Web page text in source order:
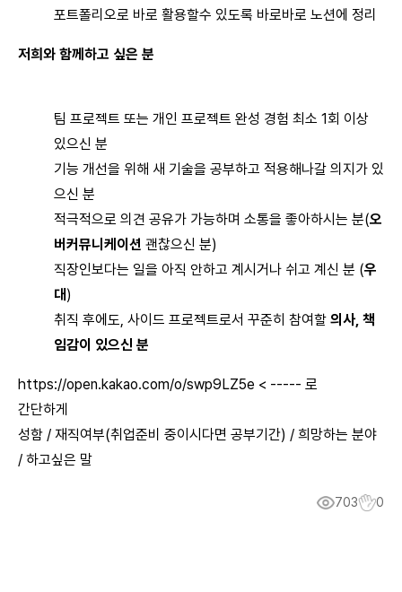
포트폴리오로 바로 활용할수 있도록 바로바로 노션에 정리
저희와 함께하고 싶은 분
팀 프로젝트 또는 개인 프로젝트 완성 경험 최소 1회 이상
있으신 분
기능 개선을 위해 새 기술을 공부하고 적용해나갈 의지가 있
으신 분
적극적으로 의견 공유가 가능하며 소통을 좋아하시는 분(오
버커뮤니케이션 괜찮으신 분)
직장인보다는 일을 아직 안하고 계시거나 쉬고 계신 분 (우
대)
취직 후에도, 사이드 프로젝트로서 꾸준히 참여할 의사, 책
임감이 있으신 분
https://open.kakao.com/o/swp9LZ5e < ----- 로
간단하게
성함 / 재직여부(취업준비 중이시다면 공부기간) / 희망하는 분야
/ 하고싶은 말
703 0